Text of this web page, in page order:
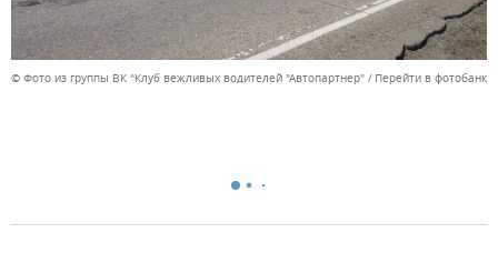
© Фото из группы ВК "Клуб вежливых водителей "Автопартнер" Перейти в фотобанк